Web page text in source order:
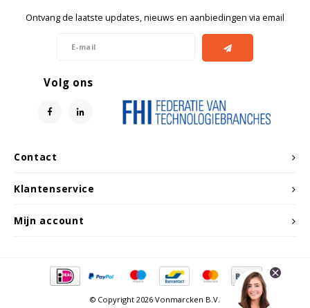
Contact
Ontvang de laatste updates, nieuws en aanbiedingen via email
Volg ons
Klantenservice
Mijn account
© Copyright 2026 Vonmarcken B.V.